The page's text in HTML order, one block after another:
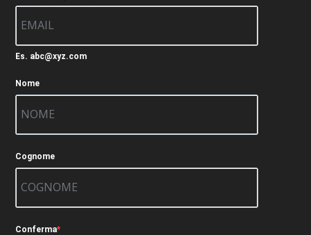
Es. abc@xyz.com
Nome
Cognome
Conferma